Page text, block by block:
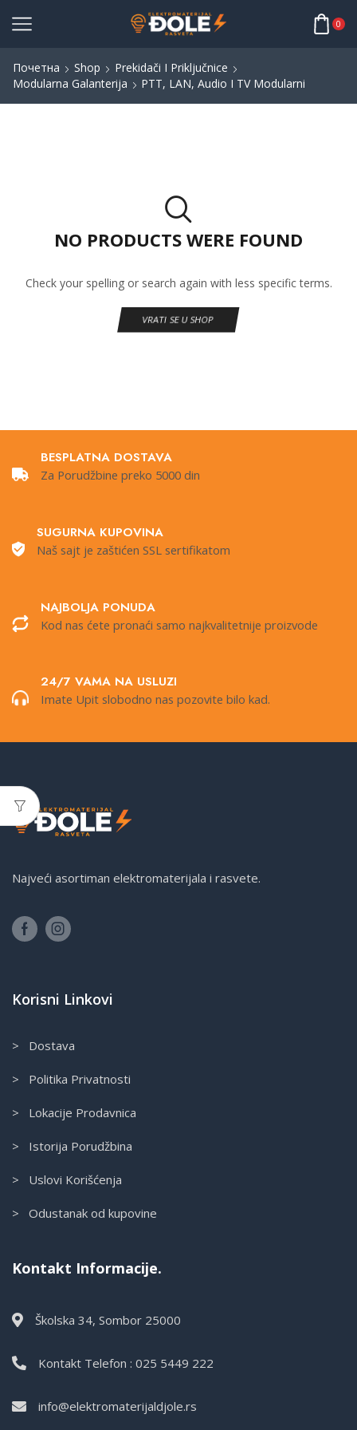
0
Почетна Shop
Prekidači I Priključnice
Modularna Galanterija
PTT, LAN, Audio I TV Modularni
NO PRODUCTS WERE FOUND
Check your spelling or search again with less specific terms.
VRATI SE U SHOP
BESPLATNA DOSTAVA
Za Porudžbine preko 5000 din
SUGURNA KUPOVINA
Naš sajt je zaštićen SSL sertifikatom
NAJBOLJA PONUDA
Kod nas ćete pronaći samo najkvalitetnije proizvode
24/7 VAMA NA USLUZI
Imate Upit slobodno nas pozovite bilo kad.
Najveći asortiman elektromaterijala i rasvete.
Korisni Linkovi
> Dostava
> Politika Privatnosti
> Lokacije Prodavnica
> Istorija Porudžbina
> Uslovi Korišćenja
> Odustanak od kupovine
Kontakt Informacije.
Školska 34, Sombor 25000
Kontakt Telefon : 025 5449 222
info@elektromaterijaldjole.rs